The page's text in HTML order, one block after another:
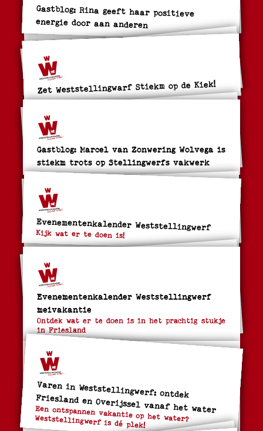
Gastblog: Rina geeft haar positieve
energie door aan anderen
Zet Weststellingwarf Stiekm op de Kiek!
Gastblog: Marcel van Zonwering Wolvega is
stiekm trots op Stellingwerfs vakwerk
Evenementenkalender Weststellingwerf
Kijk wat er te doen is!
Evenementenkalender Weststellingwerf
meivakantie
Ontdek wat er te doen is in het prachtig stukje
in Friesland
Varen in Weststellingwerf: ontdek
Friesland en Overijssel vanaf het water
Een ontspannen vakantie op het water? Weststellingwerf is dé plek!